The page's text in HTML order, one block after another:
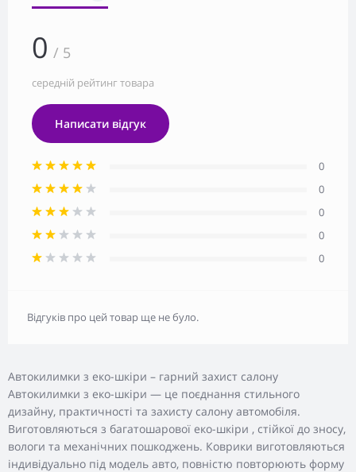
Автокилимки з еко-шкіри – гарний захист салону
Автокилимки з еко-шкіри — це поєднання стильного
дизайну, практичності та захисту салону автомобіля.
Виготовляються з багатошарової еко-шкіри , стійкої до зносу,
вологи та механічних пошкоджень. Коврики виготовляються
індивідуально під модель авто, повністю повторюють форму
0 / 5
середній рейтинг товара
Написати відгук
0
0
0
0
0
Відгуків про цей товар ще не було.